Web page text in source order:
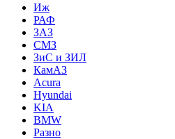
Иж
РАФ
ЗАЗ
СМЗ
ЗиС и ЗИЛ
КамАЗ
Acura
Hyundai
KIA
BMW
Разно